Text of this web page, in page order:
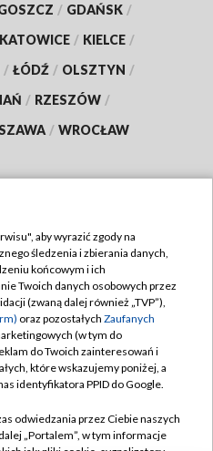
/ GDAŃSK /
KATOWICE / KIELCE /
/ ŁÓDŹ / OLSZTYN /
/ RZESZÓW /
/ WROCŁAW
TVP
TVP
prywatności
zgody
aby wyrazić zgody na
śledzenia i zbierania danych,
końcowym i ich
Twoich danych osobowych przez
(zwaną dalej również „TVP”),
oraz pozostałych Zaufanych
(w tym do
do Twoich zainteresowań i
które wskazujemy poniżej, a
identyfikatora PPID do Google.
odwiedzania przez Ciebie naszych
„Portalem”, w tym informacje